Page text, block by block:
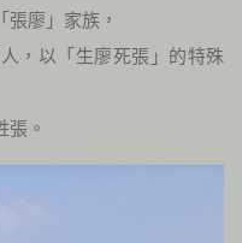
廖」家族，
，以「生廖死張」的特殊
張。